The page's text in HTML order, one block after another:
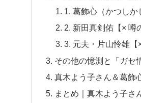
1. 葛飾心（かつしか
2. 新田真剣佑【× 噂
3. 元夫・片山怜雄【
その他の憶測と「ガセ
真木よう子さん＆葛飾
まとめ｜真木よう子さ